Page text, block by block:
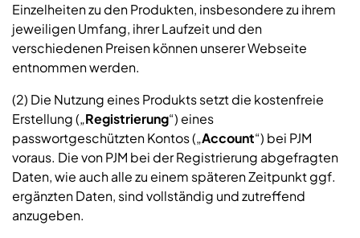
Einzelheiten zu den Produkten, insbesondere zu ihrem
jeweiligen Umfang, ihrer Laufzeit und den
verschiedenen Preisen können unserer Webseite
entnommen werden.
(2) Die Nutzung eines Produkts setzt die kostenfreie
Erstellung („Registrierung“) eines
passwortgeschützten Kontos („Account“) bei PJM
voraus. Die von PJM bei der Registrierung abgefragten
Daten, wie auch alle zu einem späteren Zeitpunkt ggf.
ergänzten Daten, sind vollständig und zutreffend
anzugeben.